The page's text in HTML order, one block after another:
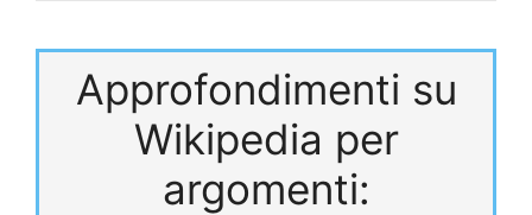
Approfondimenti su
Wikipedia per
argomenti: